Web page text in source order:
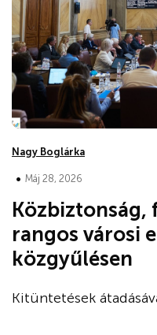
Nagy Boglárka
• Máj 28, 2026
Közbiztonság,
rangos városi
közgyűlésen
Kitüntetések